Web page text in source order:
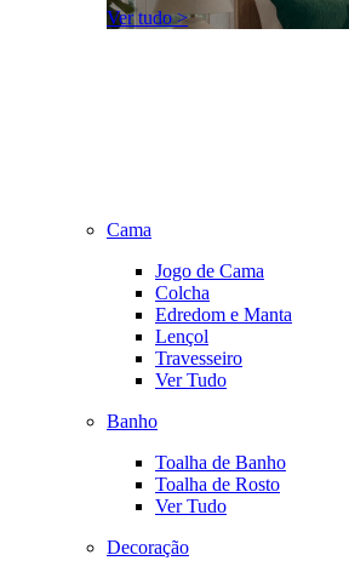
Ver tudo >
Cama
Jogo de Cama
Colcha
Edredom e Manta
Lençol
Travesseiro
Ver Tudo
Banho
Toalha de Banho
Toalha de Rosto
Ver Tudo
Decoração